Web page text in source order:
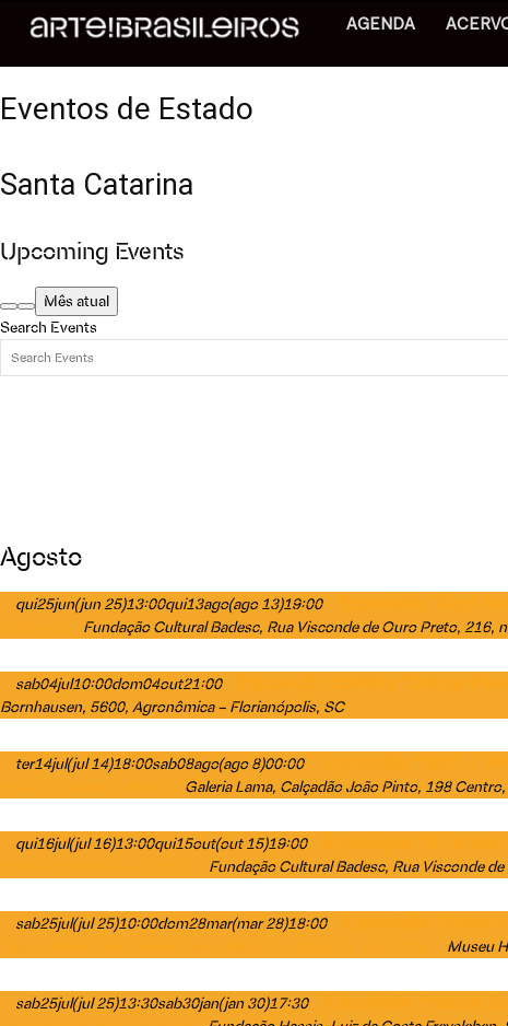
AGENDA
Eventos de Estado
Santa Catarina
Upcoming Events
Mês atual
Search Events
Agosto
qui25jun(jun 25)13:00qui13ago(ago 13)19:00
Fundação Cultural Badesc, Rua Visconde de Ouro Preto, 216,
sab04jul10:00dom04out21:00
Bornhausen, 5600, Agronômica – Florianópolis, SC
ter14jul(jul 14)18:00sab08ago(ago 8)00:00
Galeria Lama, Calçadão João Pinto, 198
qui16jul(jul 16)13:00qui15out(out 15)19:00
Fundação Cultural Badesc, Rua Visconde
sab25jul(jul 25)10:00dom28mar(mar 28)18:00
Museu
sab25jul(jul 25)13:30sab30jan(jan 30)17:30